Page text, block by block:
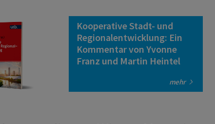
Kooperative Stadt- und
Regionalentwicklung: Ein
Kommentar von Yvonne
Franz und Martin Heintel
mehr